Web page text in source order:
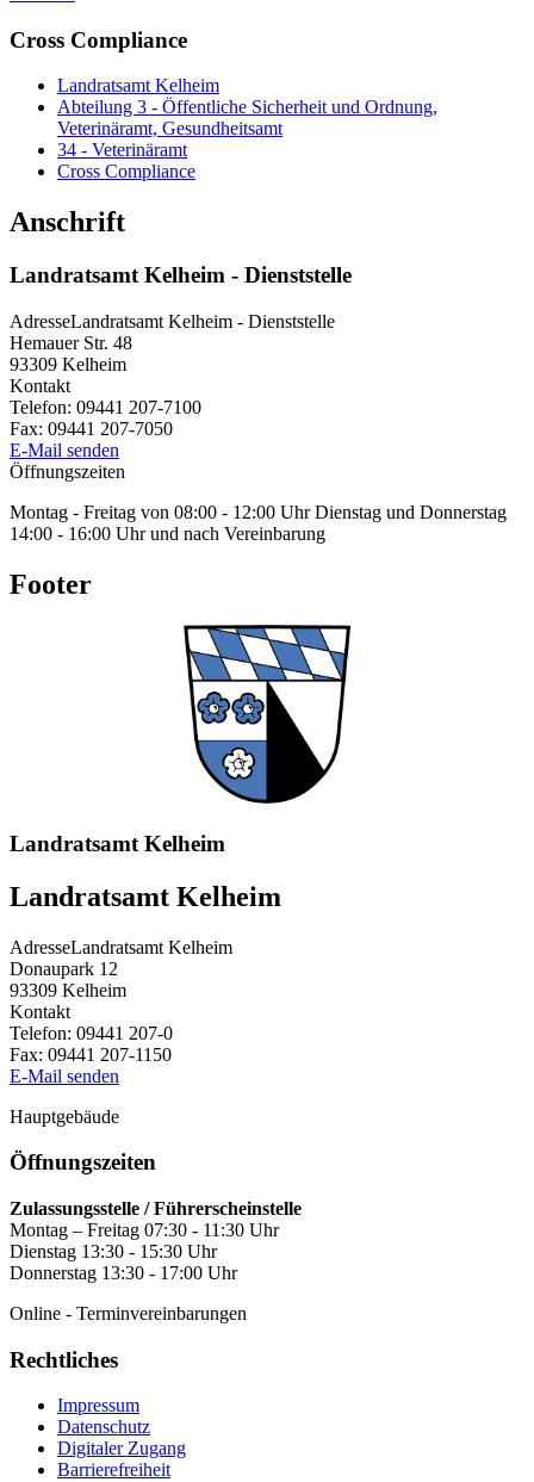
Cross Compliance
Landratsamt Kelheim
Abteilung 3 - Öffentliche Sicherheit und Ordnung,
Veterinäramt, Gesundheitsamt
34 - Veterinäramt
Cross Compliance
Anschrift
Landratsamt Kelheim - Dienststelle
AdresseLandratsamt Kelheim - Dienststelle
Hemauer Str. 48
93309 Kelheim
Kontakt
Telefon: 09441 207-7100
Fax: 09441 207-7050
E-Mail senden
Öffnungszeiten
Montag - Freitag von 08:00 - 12:00 Uhr Dienstag und Donnerstag
14:00 - 16:00 Uhr und nach Vereinbarung
Footer
Landratsamt Kelheim
Landratsamt Kelheim
AdresseLandratsamt Kelheim
Donaupark 12
93309 Kelheim
Kontakt
Telefon: 09441 207-0
Fax: 09441 207-1150
E-Mail senden
Hauptgebäude
Öffnungszeiten
Zulassungsstelle / Führerscheinstelle
Montag – Freitag 07:30 - 11:30 Uhr
Dienstag 13:30 - 15:30 Uhr
Donnerstag 13:30 - 17:00 Uhr
Online - Terminvereinbarungen
Rechtliches
Impressum
Datenschutz
Digitaler Zugang
Barrierefreiheit